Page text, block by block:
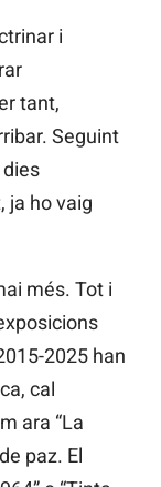
i
tant,
Seguint
ja ho vaig
més. Tot i
2025 han
cal
ara “La
paz. El